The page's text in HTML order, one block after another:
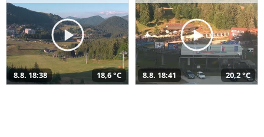
8.8. 18:38 18,6 °C 8.8. 18:41 20,2 °C